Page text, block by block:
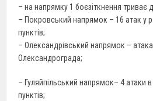
– на напрямку 1 боєзіткнення триває
– Покровський напрямок – 16 атак у
пунктів;
– Олександрівський напрямок – атака
Олександрограда;
– Гуляйпільський напрямок– 4 атаки
пунктів;